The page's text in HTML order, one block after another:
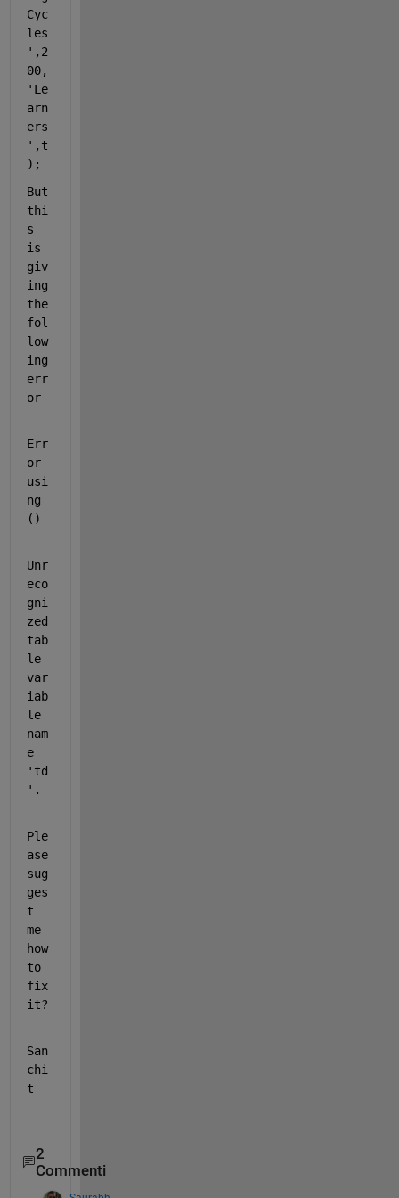
Cyc
les
' ,2
00,
'Le
arn
ers
' ,t
);
But
thi
s
is
giv
ing
the
fol
low
ing
err
or
Err
or
usi
ng
()
Unr
eco
gni
zed
tab
le
var
iab
le
nam
e
'td
'.
Ple
ase
sug
ges
t
me
how
to
fix
it?
San
chi
t
2
Commenti